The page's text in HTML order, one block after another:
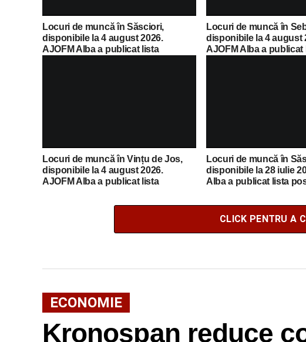
Locuri de muncă în Săsciori,
disponibile la 4 august 2026.
AJOFM Alba a publicat lista
Locuri de muncă în
disponibile la 4 august
AJOFM Alba a publicat
Locuri de muncă în Vințu de Jos,
disponibile la 4 august 2026.
AJOFM Alba a publicat lista
Locuri de muncă în
disponibile la 28 iulie
Alba a publicat lista
CLICK PENTRU A
ECONOMIE
Kronospan reduce